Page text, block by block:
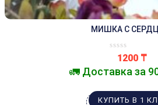
МИШКА С
1200 ₸
🚛 Доставка за
КУПИТЬ В 1